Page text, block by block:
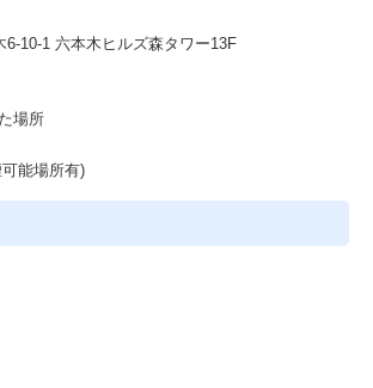
6-10-1 六本木ヒルズ森タワー13F
場所
能場所有)